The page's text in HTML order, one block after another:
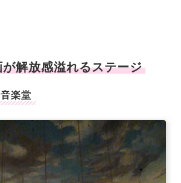
解放感溢れるステージ
楽堂